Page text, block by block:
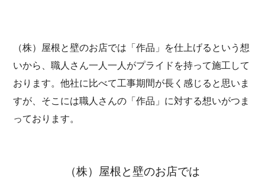
（株）屋根と壁のお店では「作品」を仕上げるという想
いから、職人さん一人一人がプライドを持って施工して
おります。他社に比べて工事期間が長く感じると思いま
すが、そこには職人さんの「作品」に対する想いがつま
っております。
（株）屋根と壁のお店では